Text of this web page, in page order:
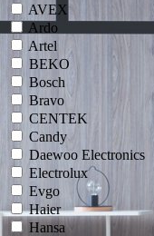
AVEX
Ardo
Artel
BEKO
Bosch
Bravo
CENTEK
Candy
Daewoo Electronics
Electrolux
Evgo
Haier
Hansa